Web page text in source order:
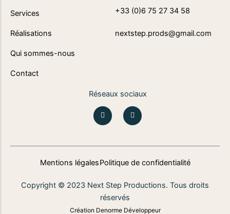
Services
Réalisations
Qui sommes-nous
Contact
+33 (0)6 75 27 34 58
nextstep.prods@gmail.com
Réseaux sociaux
I
n
s
g
a
m
L
i
n
d
n
Copyright © 2023 Next Step Productions. Tous droits
réservés
Création Denorme Développeur
Mentions légalesPolitique de confidentialité